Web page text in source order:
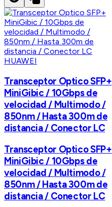
HUAWEI
Transceptor Optico SFP+
MiniGibic / 10Gbps de
velocidad / Multimodo /
850nm / Hasta 300m de
distancia / Conector LC
Transceptor Optico SFP+
MiniGibic / 10Gbps de
velocidad / Multimodo /
850nm / Hasta 300m de
distancia / Conector LC